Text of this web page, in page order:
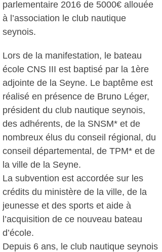
parlementaire 2016 de 5000€ allouée
à l’association le club nautique
seynois.
Lors de la manifestation, le bateau
école CNS III est baptisé par la 1ère
adjointe de la Seyne. Le baptême est
réalisé en présence de Bruno Léger,
président du club nautique seynois,
des adhérents, de la SNSM* et de
nombreux élus du conseil régional, du
conseil départemental, de TPM* et de
la ville de la Seyne.
La subvention est accordée sur les
crédits du ministère de la ville, de la
jeunesse et des sports et aide à
l’acquisition de ce nouveau bateau
d’école.
Depuis 6 ans, le club nautique seynois